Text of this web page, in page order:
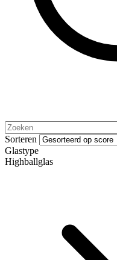
Sorteren
Glastype
Highballglas